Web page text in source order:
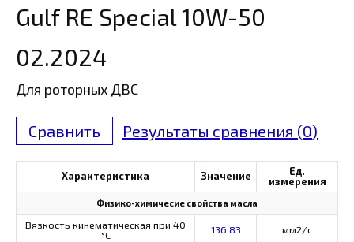
Gulf RE Special 10W-50
02.2024
Для роторных ДВС
Сравнить Результаты сравнения (0)
Характеристика Значение
Ед.
измерения
Физико-химичесие свойства масла
Вязкость кинематическая при 40
°С
136,83 мм2/с